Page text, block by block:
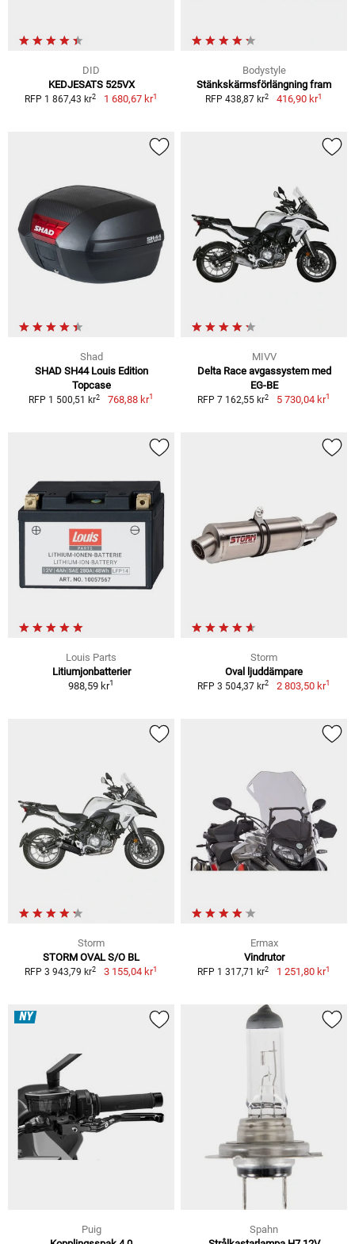
DID
KEDJESATS 525VX
RFP 1 867,43 kr2 1 680,67 kr1
Bodystyle
Stänkskärmsförlängning fram
RFP 438,87 kr2 416,90 kr1
Shad
SHAD SH44 Louis Edition
Topcase
RFP 1 500,51 kr2 768,88 kr1
MIVV
Delta Race avgassystem med
EG-BE
RFP 7 162,55 kr2 5 730,04 kr1
Louis Parts
Litiumjonbatterier
988,59 kr1
Storm
Oval ljuddämpare
RFP 3 504,37 kr2 2 803,50 kr1
Storm
STORM OVAL S/O BL
RFP 3 943,79 kr2 3 155,04 kr1
Ermax
Vindrutor
RFP 1 317,71 kr2 1 251,80 kr1
NY
Puig
Spahn